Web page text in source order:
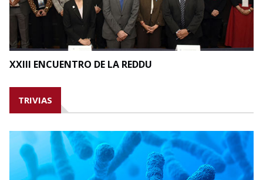
XXIII ENCUENTRO DE LA REDDU
TRIVIAS